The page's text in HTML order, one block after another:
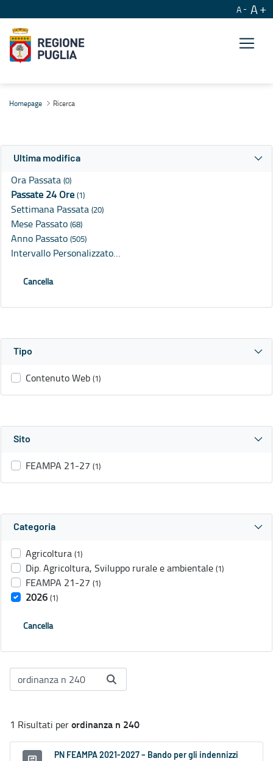
A A
Homepage Ricerca
Ultima modifica
Ora Passata (0)
Passate 24 Ore (1)
Settimana Passata (20)
Mese Passato (68)
Anno Passato (505)
Intervallo Personalizzato…
Cancella
Tipo
Contenuto Web (1)
Sito
FEAMPA 21-27 (1)
Categoria
Agricoltura (1)
Dip. Agricoltura, Sviluppo rurale e ambientale (1)
FEAMPA 21-27 (1)
2026 (1)
Cancella
1 Risultati perordinanza n 240
PN FEAMPA 2021-2027 – Bando per gli indennizzi